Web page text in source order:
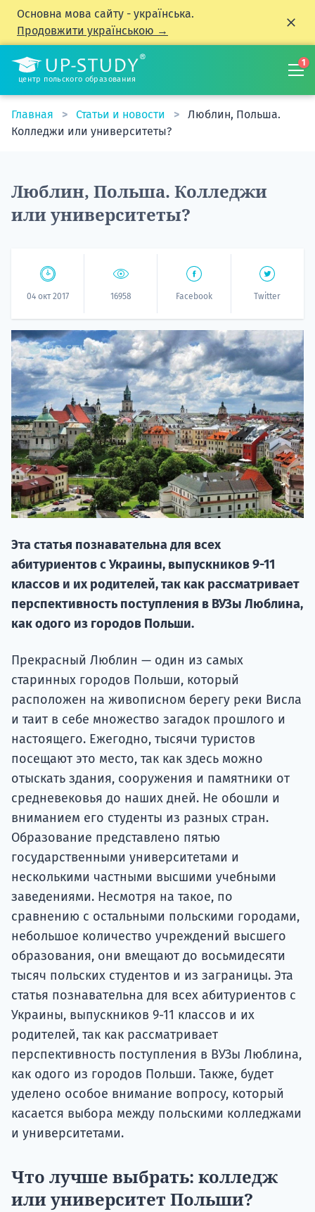
Основна мова сайту - українська.
Продовжити українською →
центр польского образования
1
Главная Статьи и новости
Люблин, Польша.
Колледжи или университеты?
Люблин, Польша. Колледжи
или университеты?
04 окт 2017 16958 Facebook Twitter
Эта статья познавательна для всех
абитуриентов с Украины, выпускников 9-11
классов и их родителей, так как рассматривает
перспективность поступления в ВУЗы Люблина,
как одого из городов Польши.
Прекрасный Люблин — один из самых
старинных городов Польши, который
расположен на живописном берегу реки Висла
и таит в себе множество загадок прошлого и
настоящего. Ежегодно, тысячи туристов
посещают это место, так как здесь можно
отыскать здания, сооружения и памятники от
средневековья до наших дней. Не обошли и
вниманием его студенты из разных стран.
Образование представлено пятью
государственными университетами и
несколькими частными высшими учебными
заведениями. Несмотря на такое, по
сравнению с остальными польскими городами,
небольшое количество учреждений высшего
образования, они вмещают до восьмидесяти
тысяч польских студентов и из заграницы. Эта
статья познавательна для всех абитуриентов с
Украины, выпускников 9-11 классов и их
родителей, так как рассматривает
перспективность поступления в ВУЗы Люблина,
как одого из городов Польши. Также, будет
уделено особое внимание вопросу, который
касается выбора между польскими колледжами
и университетами.
Что лучше выбрать: колледж
или университет Польши?
НАБОР